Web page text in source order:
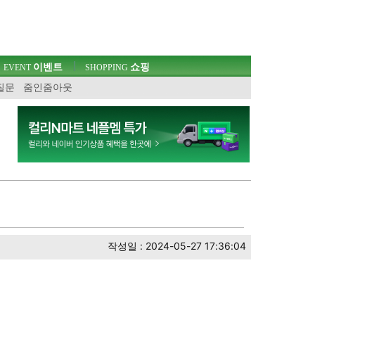
문 줌인줌아웃
EVENT이벤트 SHOPPING 쇼핑
작성일 : 2024-05-27 17:36:04